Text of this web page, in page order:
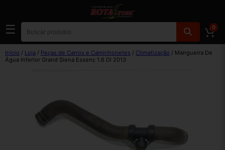
☰ 0
Início / Loja / Peças de Carros e Caminhonetes / Climatização / Mangueira De
Água Inferior Grand Siena Essenc 1.6 Dl 2013